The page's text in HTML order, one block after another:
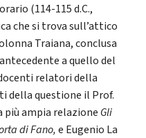
(114-115 d.C.,
che si trova sull’attico
Traiana, conclusa
a quello del
relatori della
della questione il Prof.
più ampia relazione Gli
di Fano,e Eugenio La